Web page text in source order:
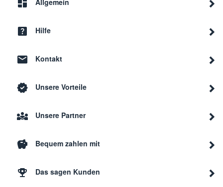
Allgemein
Hilfe
Kontakt
Unsere Vorteile
Unsere Partner
Bequem zahlen mit
Das sagen Kunden